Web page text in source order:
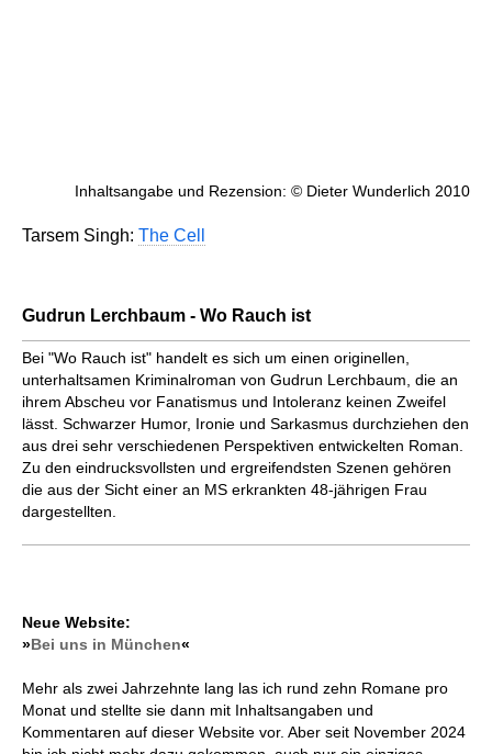
Inhaltsangabe und Rezension: © Dieter Wunderlich 2010
Tarsem Singh: The Cell
Gudrun Lerchbaum - Wo Rauch ist
Bei "Wo Rauch ist" handelt es sich um einen originellen,
unterhaltsamen Kriminalroman von Gudrun Lerchbaum, die an
ihrem Abscheu vor Fanatismus und Intoleranz keinen Zweifel
lässt. Schwarzer Humor, Ironie und Sarkasmus durchziehen den
aus drei sehr verschiedenen Perspektiven entwickelten Roman.
Zu den eindrucksvollsten und ergreifendsten Szenen gehören
die aus der Sicht einer an MS erkrankten 48-jährigen Frau
dargestellten.
Neue Website:
»Bei uns in München«
Mehr als zwei Jahrzehnte lang las ich rund zehn Romane pro
Monat und stellte sie dann mit Inhaltsangaben und
Kommentaren auf dieser Website vor. Aber seit November 2024